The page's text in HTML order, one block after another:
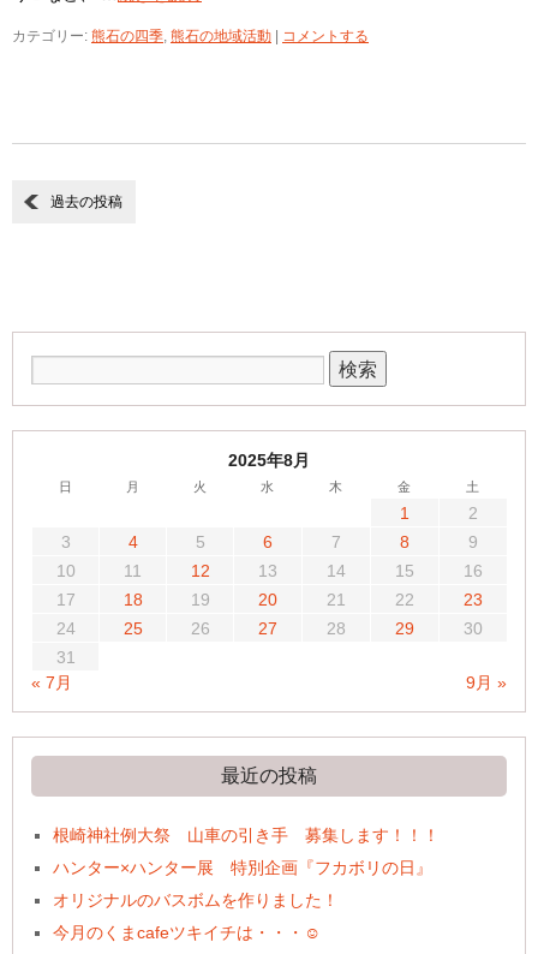
カテゴリー: 熊石の四季, 熊石の地域活動 コメントする
過去の投稿
2025年8月
日 月 火 水 木 金 土
1
2
3
4 5 6 7 8
9
10
11 12 13 14 15
16
17
18 19 20 21 22
23
24
25 26 27 28 29
30
31
« 7月
9月 »
最近の投稿
根崎神社例大祭 山車の引き手 募集します！！！
ハンター×ハンター展 特別企画『フカボリの日』
オリジナルのバスボムを作りました！
今月のくまcafeツキイチは・・・☺